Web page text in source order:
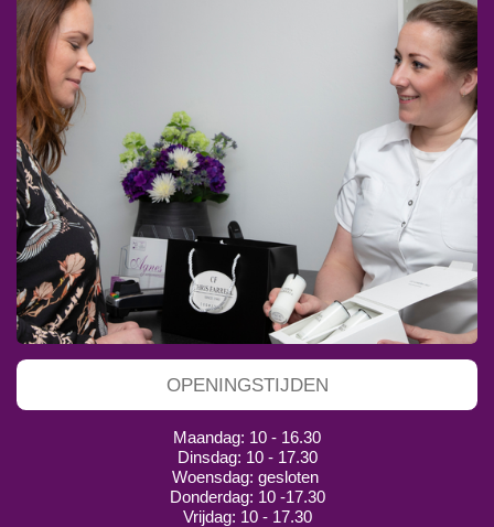
OPENINGSTIJDEN
Maandag: 10 - 16.30
Dinsdag: 10 - 17.30
Woensdag: gesloten
Donderdag: 10 -17.30
Vrijdag: 10 - 17.30